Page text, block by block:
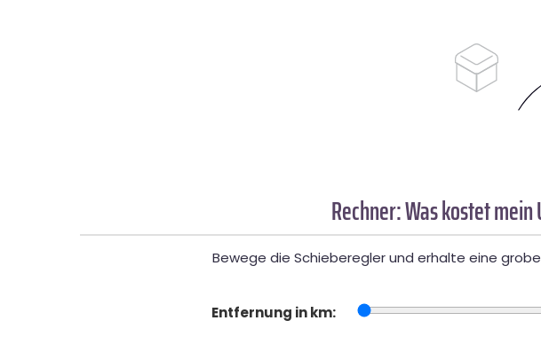
Rechner: Was kostet
Bewege die Schieberegler und erhalte eine
Entfernung in km: